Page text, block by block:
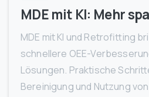
MDE mit KI: Mehr
MDE mit KI und Retrofitting
schnellere OEE-
Lösungen. Praktische
Bereinigung und Nutzung